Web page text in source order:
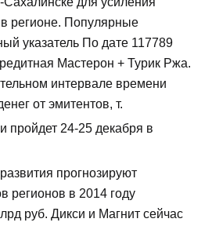
в регионе. Популярные
указатель По дате 117789
Мастерон + Турик Ржа.
интервале времени
от эмитентов, т.
пройдет 24-25 декабря в
прогнозируют
регионов в 2014 году
руб. Дикси и Магнит сейчас